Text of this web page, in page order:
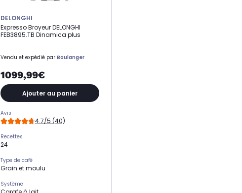
DELONGHI
Expresso Broyeur DELONGHI
FEB3895.TB Dinamica plus
Vendu et expédié par Boulanger
1099,99€
Ajouter au panier
Avis
4.7/5 (40)
Recettes
24
Type de café
Grain et moulu
Système